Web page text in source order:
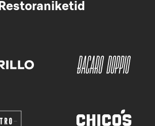
Restoraniketid